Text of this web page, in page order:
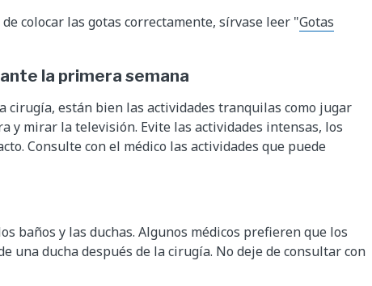
colocar las gotas correctamente, sírvase leer "Gotas
la primera semana
cirugía, están bien las actividades tranquilas como jugar
y mirar la televisión. Evite las actividades intensas, los
Consulte con el médico las actividades que puede
baños y las duchas. Algunos médicos prefieren que los
una ducha después de la cirugía. No deje de consultar con